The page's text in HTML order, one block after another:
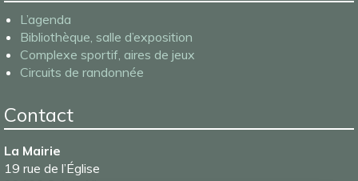
L’agenda
Bibliothèque, salle d’exposition
Complexe sportif, aires de jeux
Circuits de randonnée
Contact
La Mairie
19 rue de l’Église